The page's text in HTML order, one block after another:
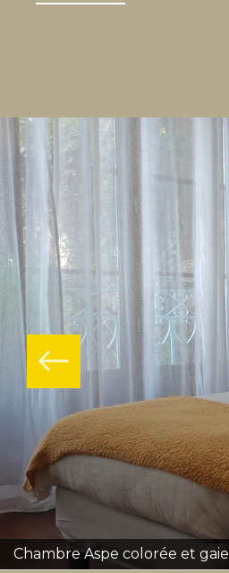
Chambre Aspe colorée et gaie